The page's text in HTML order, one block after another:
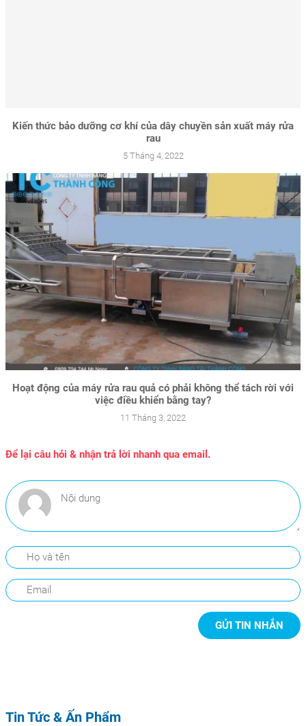
Kiến thức bảo dưỡng cơ khí của dây chuyền sản xuất máy rửa
rau
5 Tháng 4, 2022
Hoạt động của máy rửa rau quả có phải không thể tách rời với
việc điều khiển bằng tay?
11 Tháng 3, 2022
Để lại câu hỏi & nhận trả lời nhanh qua email.
Tin Tức & Ấn Phẩm